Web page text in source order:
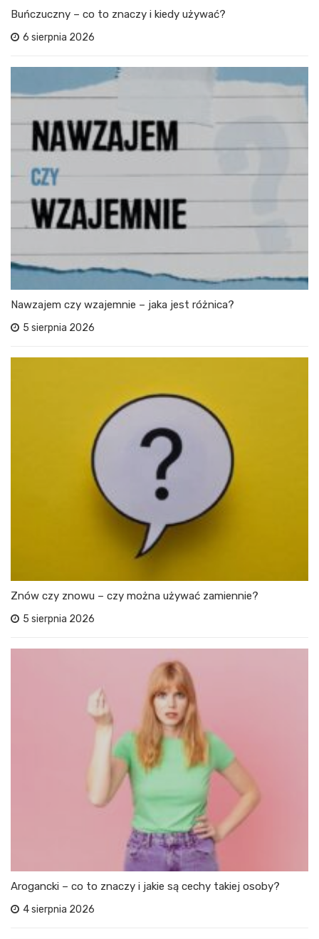
Buńczuczny – co to znaczy i kiedy używać?
6 sierpnia 2026
Nawzajem czy wzajemnie – jaka jest różnica?
5 sierpnia 2026
Znów czy znowu – czy można używać zamiennie?
5 sierpnia 2026
Arogancki – co to znaczy i jakie są cechy takiej osoby?
4 sierpnia 2026